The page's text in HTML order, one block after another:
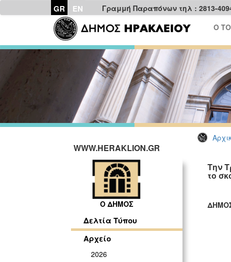
GR EN Γραμμή Παραπόνων τηλ : 2813-
Ο
WWW.HERAKLION.GR
Ο ΔΗΜΟΣ
Δελτία Τύπου
Αρχείο
2026
Την
το